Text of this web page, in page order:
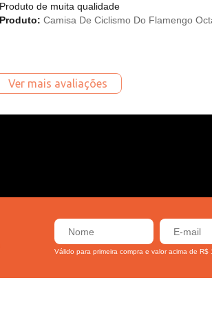
Produto de muita qualidade
Produto: Camisa De Ciclismo Do Flamengo
Ver mais avaliações
Válido para primeira compra e valor acima de R$